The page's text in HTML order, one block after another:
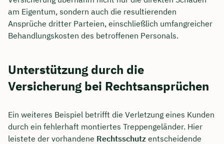
am Eigentum, sondern auch die resultierenden
Ansprüche dritter Parteien, einschließlich umfangreicher
Behandlungskosten des betroffenen Personals.
Unterstützung durch die
Versicherung bei Rechtsansprüchen
Ein weiteres Beispiel betrifft die Verletzung eines Kunden
durch ein fehlerhaft montiertes Treppengeländer. Hier
leistete der vorhandene Rechtsschutz entscheidende